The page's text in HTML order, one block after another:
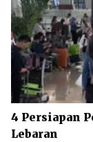
4 Persiapan
Lebaran